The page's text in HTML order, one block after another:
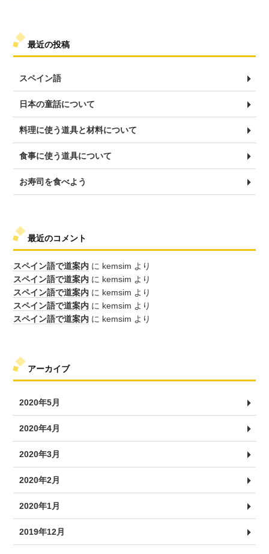
最近の投稿
スペイン語
日本の童話について
料理に使う道具と材料について
食事に使う道具について
お寿司を食べよう
最近のコメント
スペイン語で道案内 に kemsim より
スペイン語で道案内 に kemsim より
スペイン語で道案内 に kemsim より
スペイン語で道案内 に kemsim より
スペイン語で道案内 に kemsim より
アーカイブ
2020年5月
2020年4月
2020年3月
2020年2月
2020年1月
2019年12月